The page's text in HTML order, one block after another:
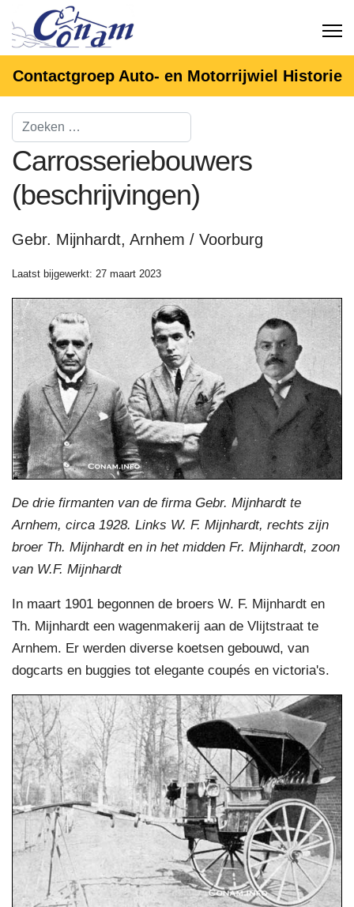
Contactgroep Auto- en Motorrijwiel Historie
Carrosseriebouwers
(beschrijvingen)
Gebr. Mijnhardt, Arnhem / Voorburg
Laatst bijgewerkt: 27 maart 2023
De drie firmanten van de firma Gebr. Mijnhardt te
Arnhem, circa 1928. Links W. F. Mijnhardt, rechts zijn
broer Th. Mijnhardt en in het midden Fr. Mijnhardt, zoon
van W.F. Mijnhardt
In maart 1901 begonnen de broers W. F. Mijnhardt en
Th. Mijnhardt een wagenmakerij aan de Vlijtstraat te
Arnhem. Er werden diverse koetsen gebouwd, van
dogcarts en buggies tot elegante coupés en victoria's.